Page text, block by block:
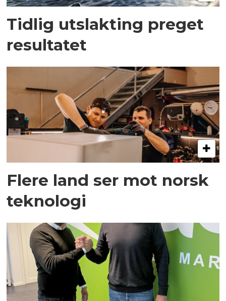
Tidlig utslakting preget
resultatet
Flere land ser mot norsk
teknologi